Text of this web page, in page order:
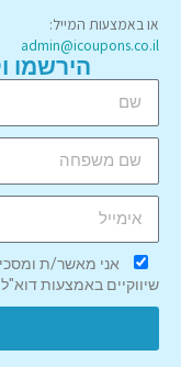
או באמצעות המייל:
admin@icoupons.co.il
הירשמו
אני מאשר/ת
שיווקיים באמצעות